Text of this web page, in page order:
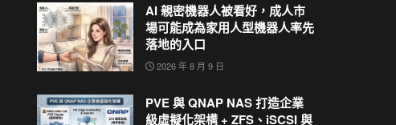
AI 親密機器人被看好，成人市
場可能成為家用人型機器人率先
落地的入口
2026 年 8 月 9 日
PVE 與 QNAP NAS 打造企業
級虛擬化架構 + ZFS、iSCSI 與